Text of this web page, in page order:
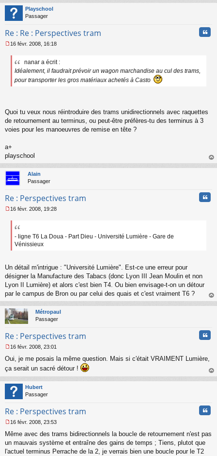
Playschool
Passager
Re : Re : Perspectives tram
e
g
n
l
u
16 févr. 2008, 16:18
nanar a écrit :
Idéalement, il faudrait prévoir un wagon marchandise au cul des trams,
pour transporter les gros matériaux achetés à Casto
Quoi tu veux nous réintroduire des trams unidirectionnels avec raquettes
de retournement au terminus, ou peut-être préfères-tu des terminus à 3
voies pour les manoeuvres de remise en tête ?
a+
playschool
au
Alain
Passager
Re : Perspectives tram
e
g
n
o
n
l
u
16 févr. 2008, 19:28
- ligne T6 La Doua - Part Dieu - Université Lumière - Gare de
Vénissieux
Un détail m'intrigue : "Université Lumière". Est-ce une erreur pour
désigner la Manufacture des Tabacs (donc Lyon III Jean Moulin et non
Lyon II Lumière) et alors c'est bien T4. Ou bien envisage-t-on un détour
par le campus de Bron ou par celui des quais et c'est vraiment T6 ?
au
Métropaul
Passager
Re : Perspectives tram
e
s
a
g
e
o
l
u
16 févr. 2008, 23:01
Oui, je me posais la même question. Mais si c'était VRAIMENT Lumière,
ça serait un sacré détour !
au
Hubert
Passager
Re : Perspectives tram
e
s
s
16 févr. 2008, 23:53
Même avec des trams bidirectionnels la boucle de retournement n'est pas
un mauvais système et entraîne des gains de temps ; Tiens, plutot que
l'actuel terminus Perrache de la 2, je verrais bien une boucle pour le T2